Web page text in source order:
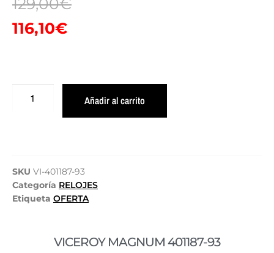
116,10€
Añadir al carrito
SKU VI-401187-93
Categoría RELOJES
Etiqueta OFERTA
VICEROY MAGNUM 401187-93